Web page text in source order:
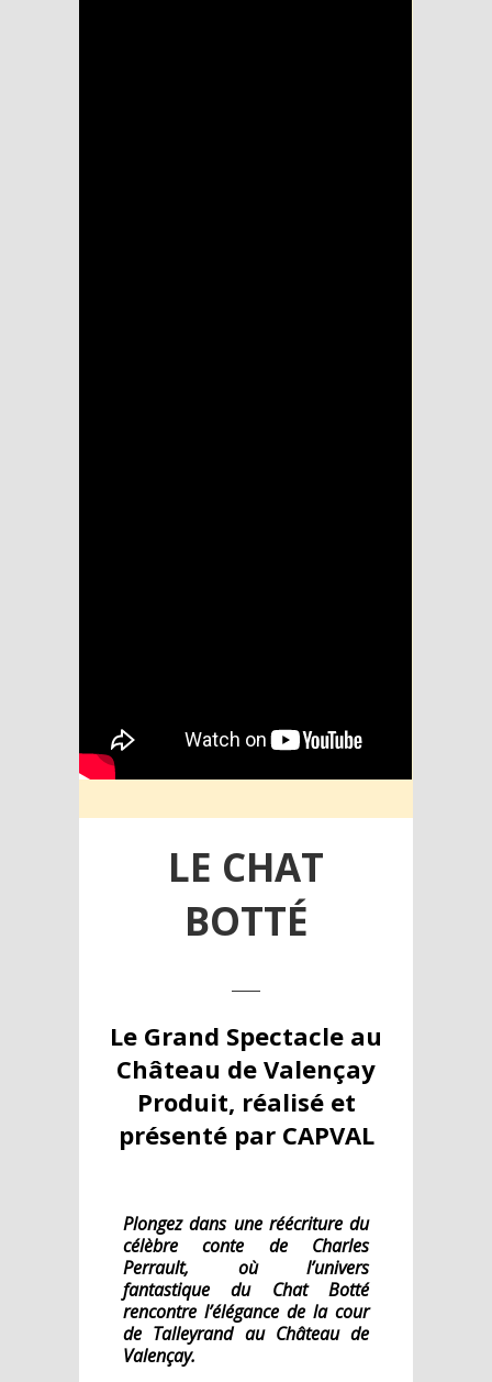
LE CHAT
BOTTÉ
Le Grand Spectacle au
Château de Valençay
Produit, réalisé et
présenté par CAPVAL
Plongez dans une réécriture du
célèbre conte de Charles
Perrault, où l’univers
fantastique du Chat Botté
rencontre l’élégance de la cour
de Talleyrand au Château de
Valençay.